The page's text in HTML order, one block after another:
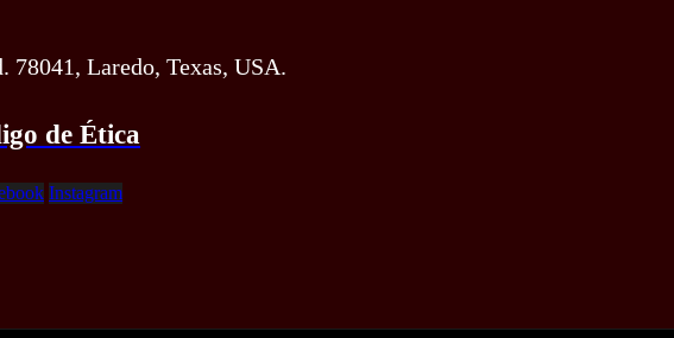
78041, Laredo, Texas, USA.
de Ética
Instagram